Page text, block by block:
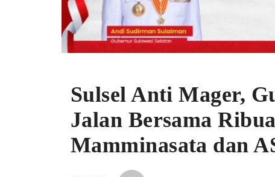
Sulsel Anti Mager,
Jalan Bersama
Mamminasata dan